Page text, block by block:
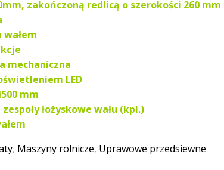
zakończoną redlicą o szerokości 260
wałem
mechaniczna
LED
mm
łożyskowe wału (kpl.)
, Maszyny rolnicze, Uprawowe przedsiewne